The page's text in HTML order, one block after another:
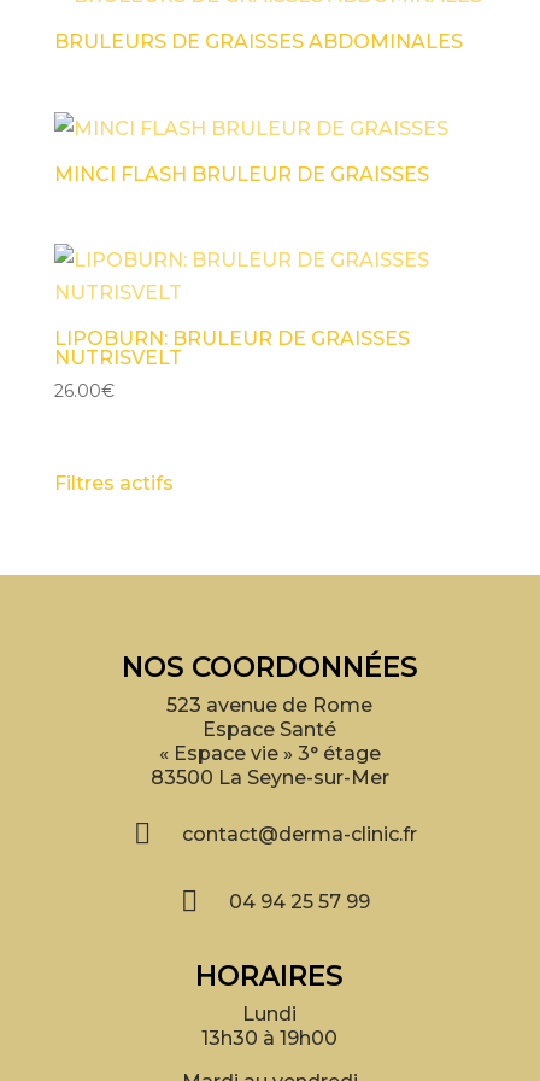
BRULEURS DE GRAISSES ABDOMINALES
MINCI FLASH BRULEUR DE GRAISSES
LIPOBURN: BRULEUR DE GRAISSES
NUTRISVELT
26.00€
Filtres actifs
NOS COORDONNÉES
523 avenue de Rome
Espace Santé
« Espace vie » 3° étage
83500 La Seyne-sur-Mer
 contact@derma-clinic.fr
 04 94 25 57 99
HORAIRES
Lundi
13h30 à 19h00